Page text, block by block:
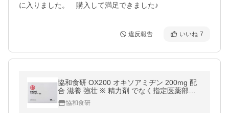
に入りました。　購入して満足できました♪
違反報告 いいね 7
協和食研 OX200 オキソアミヂン 200mg 配
合 滋養 強壮 ※ 精力剤 でなく指定医薬部外
品 30日分
協和食研